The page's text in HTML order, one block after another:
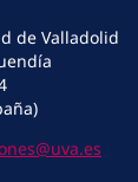
de Valladolid